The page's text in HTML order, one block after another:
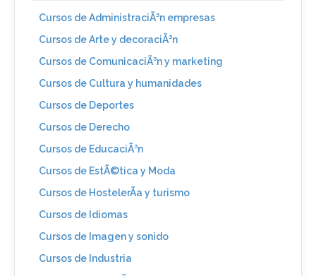
Cursos de AdministraciÃ³n empresas
Cursos de Arte y decoraciÃ³n
Cursos de ComunicaciÃ³n y marketing
Cursos de Cultura y humanidades
Cursos de Deportes
Cursos de Derecho
Cursos de EducaciÃ³n
Cursos de EstÃ©tica y Moda
Cursos de HostelerÃ­a y turismo
Cursos de Idiomas
Cursos de Imagen y sonido
Cursos de Industria